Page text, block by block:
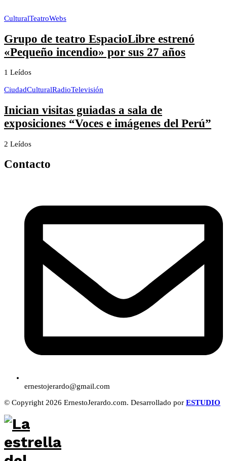
CulturalTeatroWebs
Grupo de teatro EspacioLibre estrenó
«Pequeño incendio» por sus 27 años
1 Leídos
CiudadCulturalRadioTelevisión
Inician visitas guiadas a sala de
exposiciones “Voces e imágenes del Perú”
2 Leídos
Contacto
ernestojerardo@gmail.com
© Copyright 2026 ErnestoJerardo.com. Desarrollado por ESTUDIO